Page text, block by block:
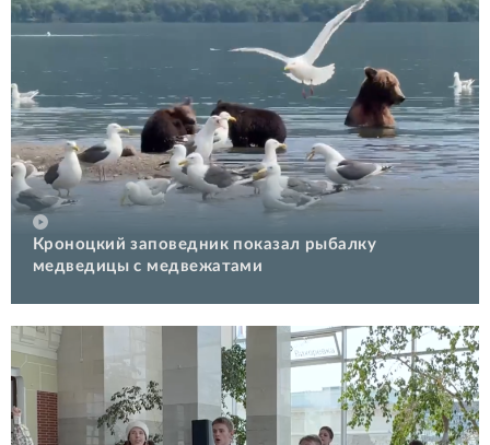
Кроноцкий заповедник показал рыбалку
медведицы с медвежатами